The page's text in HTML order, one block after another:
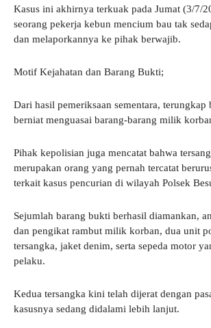
Kasus ini akhirnya terkuak pada Jumat (3/7/
seorang pekerja kebun mencium bau tak
dan melaporkannya ke pihak berwajib.
Motif Kejahatan dan Barang Bukti;
Dari hasil pemeriksaan sementara, terungkap
berniat menguasai barang-barang milik
Pihak kepolisian juga mencatat bahwa
merupakan orang yang pernah tercatat
terkait kasus pencurian di wilayah Polsek
Sejumlah barang bukti berhasil diamankan,
dan pengikat rambut milik korban, dua unit
tersangka, jaket denim, serta sepeda motor
pelaku.
Kedua tersangka kini telah dijerat dengan
kasusnya sedang didalami lebih lanjut.